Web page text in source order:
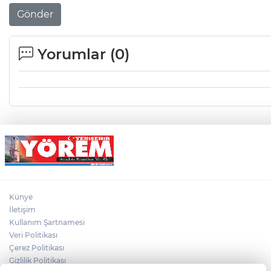
Gönder
Yorumlar (0)
Künye
İletişim
Kullanım Şartnamesi
Veri Politikası
Çerez Politikası
Gizlilik Politikası